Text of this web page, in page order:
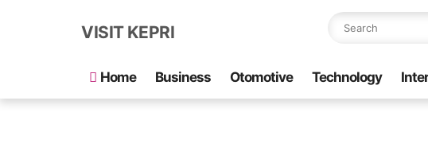
VISIT KEPRI
Home Business Otomotive Technology